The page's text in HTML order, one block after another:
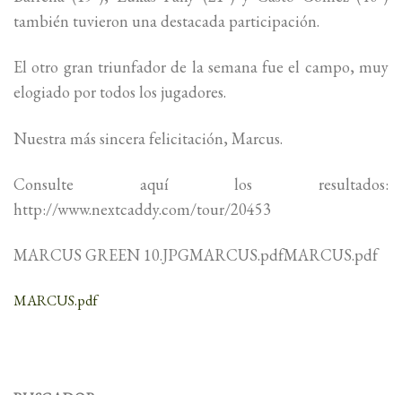
también tuvieron una destacada participación.
El otro gran triunfador de la semana fue el campo, muy
elogiado por todos los jugadores.
Nuestra más sincera felicitación, Marcus.
Consulte aquí los resultados:
http://www.nextcaddy.com/tour/20453
MARCUS GREEN 10.JPGMARCUS.pdfMARCUS.pdf
MARCUS.pdf